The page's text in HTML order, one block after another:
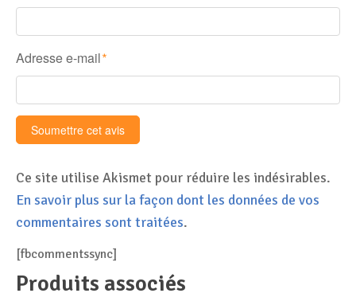
Adresse e-mail *
Ce site utilise Akismet pour réduire les indésirables.
En savoir plus sur la façon dont les données de vos
commentaires sont traitées.
[fbcommentssync]
Produits associés